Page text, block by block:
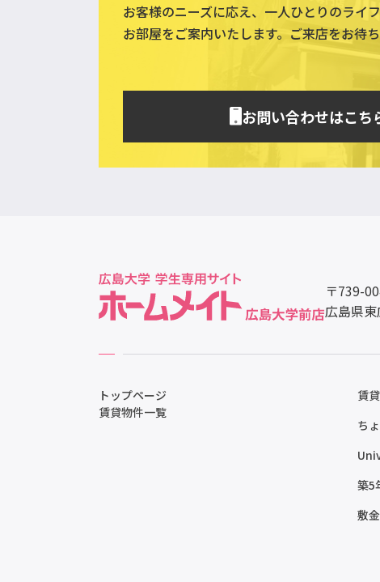
お客様のニーズに応え、一人ひとりのライ
お部屋をご案内いたします。ご来店をお待ち
お問い合わせはこち
〒739-
広島県
トップページ
賃貸物件一覧
賃
ち
築5
敷